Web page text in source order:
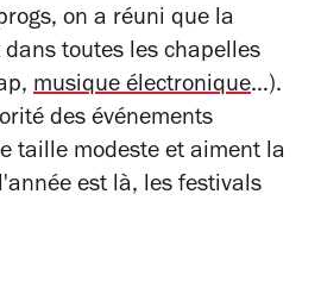
on a réuni que la
toutes les chapelles
musique électronique…).
des événements
taille modeste et aiment la
est là, les festivals